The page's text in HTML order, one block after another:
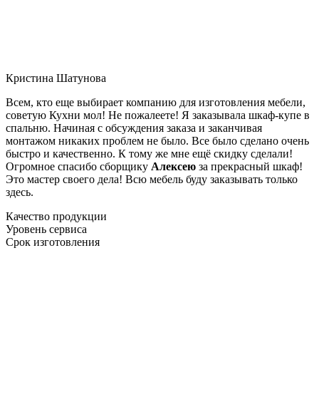
Кристина Шатунова
Всем, кто еще выбирает компанию для изготовления мебели,
советую Кухни мол! Не пожалеете! Я заказывала шкаф-купе в
спальню. Начиная с обсуждения заказа и заканчивая
монтажом никаких проблем не было. Все было сделано очень
быстро и качественно. К тому же мне ещё скидку сделали!
Огромное спасибо сборщику Алексею за прекрасный шкаф!
Это мастер своего дела! Всю мебель буду заказывать только
здесь.
Качество продукции
Уровень сервиса
Срок изготовления